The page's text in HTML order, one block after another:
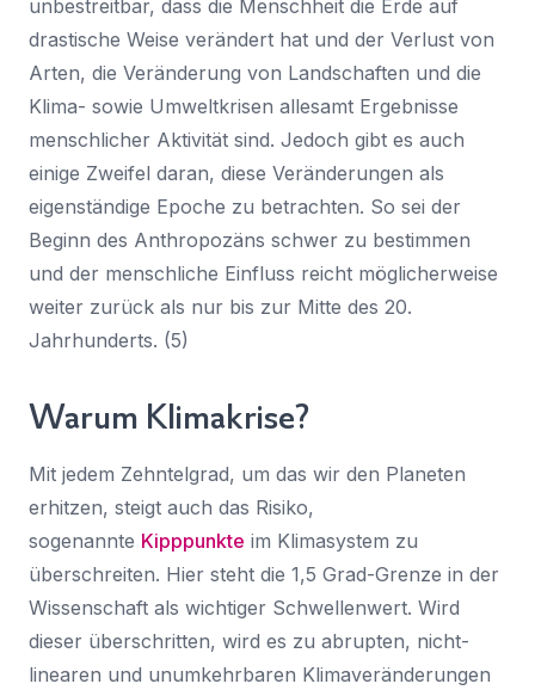
unbestreitbar, dass die Menschheit die Erde auf
drastische Weise verändert hat und der Verlust von
Arten, die Veränderung von Landschaften und die
Klima- sowie Umweltkrisen allesamt Ergebnisse
menschlicher Aktivität sind. Jedoch gibt es auch
einige Zweifel daran, diese Veränderungen als
eigenständige Epoche zu betrachten. So sei der
Beginn des Anthropozäns schwer zu bestimmen
und der menschliche Einfluss reicht möglicherweise
weiter zurück als nur bis zur Mitte des 20.
Jahrhunderts. (5)
Warum Klimakrise?
Mit jedem Zehntelgrad, um das wir den Planeten
erhitzen, steigt auch das Risiko,
sogenannte Kipppunkte im Klimasystem zu
überschreiten. Hier steht die 1,5 Grad-Grenze in der
Wissenschaft als wichtiger Schwellenwert. Wird
dieser überschritten, wird es zu abrupten, nicht-
linearen und unumkehrbaren Klimaveränderungen